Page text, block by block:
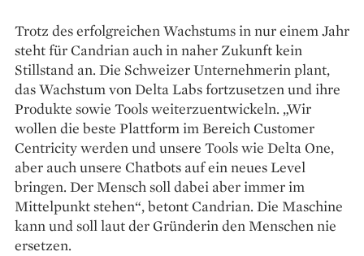
Trotz des erfolgreichen Wachstums in nur einem Jahr
steht für Candrian auch in naher Zukunft kein
Stillstand an. Die Schweizer Unternehmerin plant,
das Wachstum von Delta Labs fortzusetzen und ihre
Produkte sowie Tools weiterzuentwickeln. „Wir
wollen die beste Plattform im Bereich Customer
Centricity werden und unsere Tools wie Delta One,
aber auch unsere Chatbots auf ein neues Level
bringen. Der Mensch soll dabei aber immer im
Mittelpunkt stehen“, betont Candrian. Die Maschine
kann und soll laut der Gründerin den Menschen nie
ersetzen.